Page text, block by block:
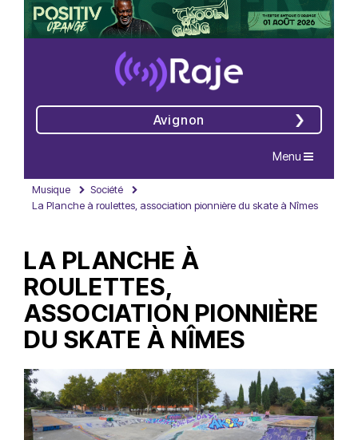
Avignon
Navigation
Menu
Musique
Société
La Planche à roulettes, association pionnière du skate à Nîmes
LA PLANCHE À
ROULETTES,
ASSOCIATION PIONNIÈRE
DU SKATE À NÎMES